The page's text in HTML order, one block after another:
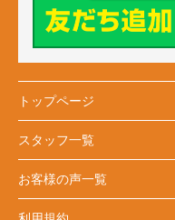
トップページ
スタッフ一覧
お客様の声一覧